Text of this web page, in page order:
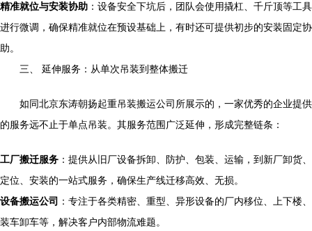
精准就位与安装协助 ：设备安全下坑后，团队会使用撬杠、千斤顶等工具
进行微调，确保精准就位在预设基础上，有时还可提供初步的安装固定协
助。
三、 延伸服务：从单次吊装到整体搬迁
如同北京东涛朝扬起重吊装搬运公司所展示的，一家优秀的企业提供
的服务远不止于单点吊装。其服务范围广泛延伸，形成完整链条：
工厂搬迁服务 ：提供从旧厂设备拆卸、防护、包装、运输，到新厂卸货、
定位、安装的一站式服务，确保生产线迁移高效、无损。
设备搬运公司 ：专注于各类精密、重型、异形设备的厂内移位、上下楼、
装车卸车等，解决客户内部物流难题。